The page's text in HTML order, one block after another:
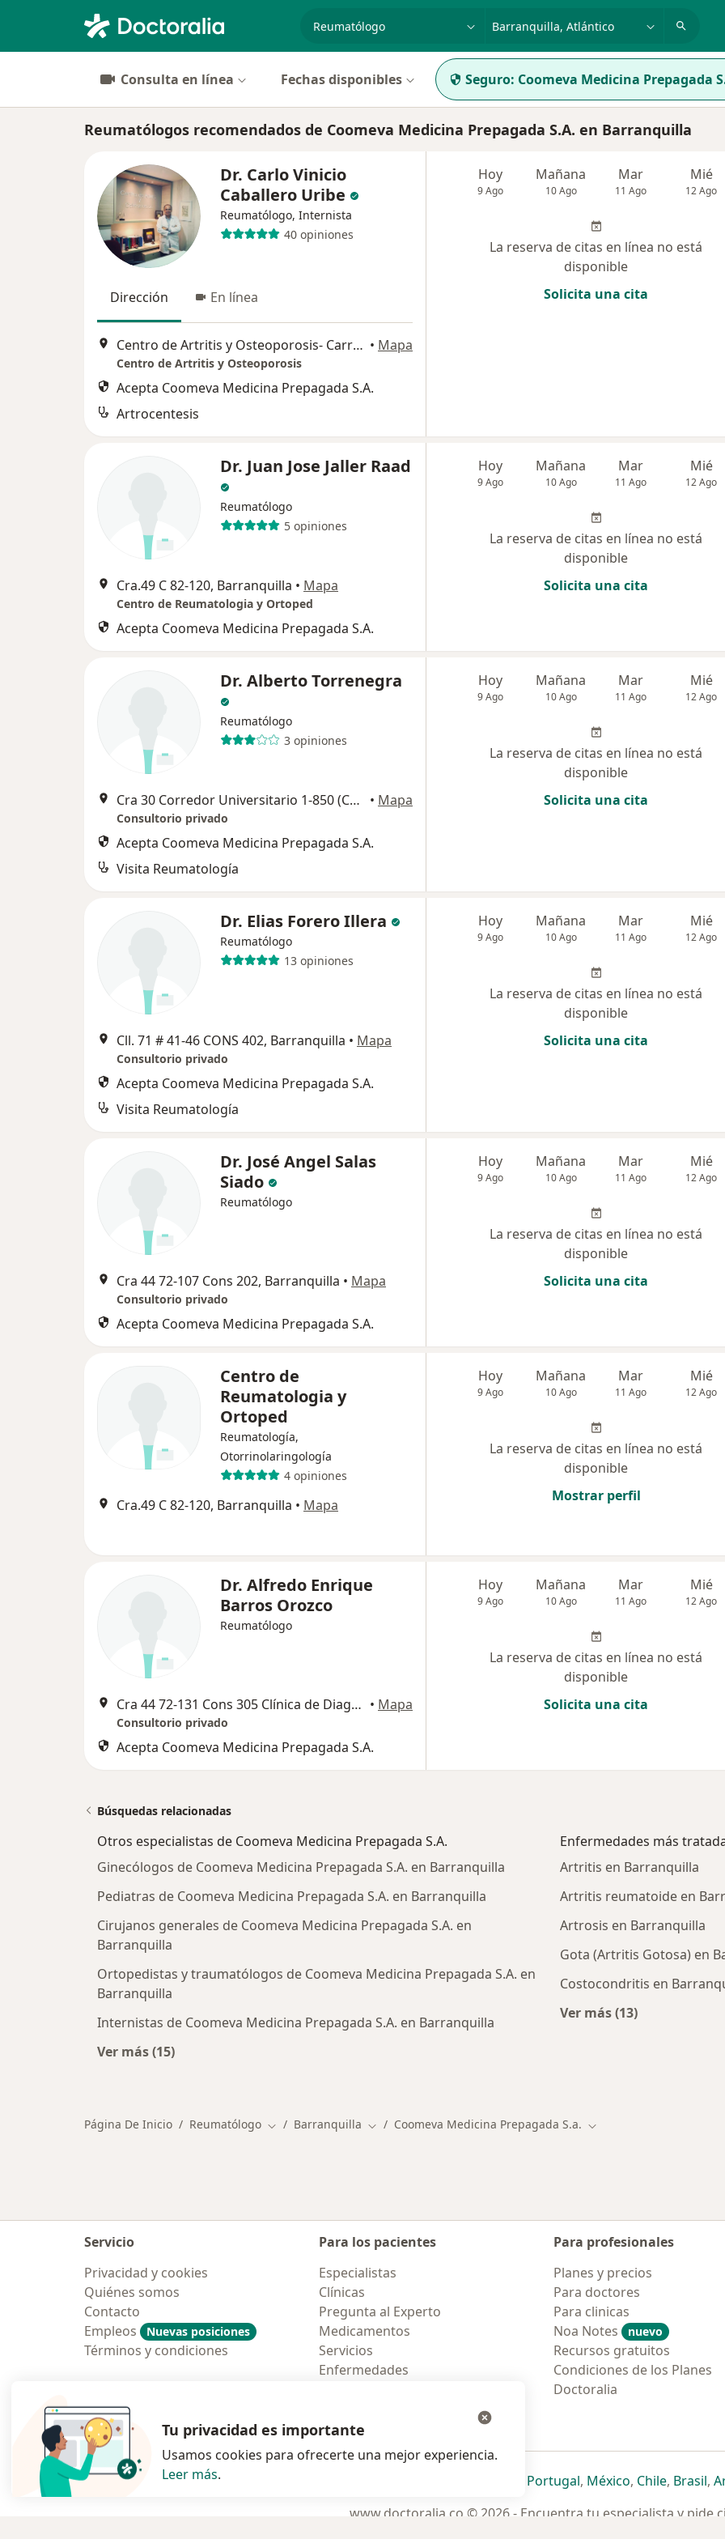
especialidad, enfermedad o nombre
Consulta en línea Fechas disponibles Seguro: Coomeva Medicina Prepagada
Reumatólogos recomendados de Coomeva Medicina Prepagada S.A. en Barranquilla
Dr. Carlo Vinicio
Caballero Uribe
Reumatólogo, Internista
40 opiniones
Dirección En línea
Centro de Artritis y Osteoporosis- Carrera 53 No 82-86, consultorio 211 Edificio Ocean Tower, Barranquilla • Mapa
Centro de Artritis y Osteoporosis
Acepta Coomeva Medicina Prepagada S.A.
Artrocentesis
Hoy
9 Ago
Mañana
10 Ago
Mar
11 Ago
Mié
12 Ago
La reserva de citas en línea no está
disponible
Solicita una cita
Dr. Juan Jose Jaller Raad
Reumatólogo
5 opiniones
Cra.49 C 82-120, Barranquilla • Mapa
Centro de Reumatologia y Ortoped
Acepta Coomeva Medicina Prepagada S.A.
Hoy
9 Ago
Mañana
10 Ago
Mar
11 Ago
Mié
12 Ago
La reserva de citas en línea no está
disponible
Solicita una cita
Dr. Alberto Torrenegra
Reumatólogo
3 opiniones
Cra 30 Corredor Universitario 1-850 (Cons 43), Barranquilla • Mapa
Consultorio privado
Acepta Coomeva Medicina Prepagada S.A.
Visita Reumatología
Hoy
9 Ago
Mañana
10 Ago
Mar
11 Ago
Mié
12 Ago
La reserva de citas en línea no está
disponible
Solicita una cita
Dr. Elias Forero Illera
Reumatólogo
13 opiniones
Cll. 71 # 41-46 CONS 402, Barranquilla • Mapa
Consultorio privado
Acepta Coomeva Medicina Prepagada S.A.
Visita Reumatología
Hoy
9 Ago
Mañana
10 Ago
Mar
11 Ago
Mié
12 Ago
La reserva de citas en línea no está
disponible
Solicita una cita
Dr. José Angel Salas
Siado
Reumatólogo
Cra 44 72-107 Cons 202, Barranquilla • Mapa
Consultorio privado
Acepta Coomeva Medicina Prepagada S.A.
Hoy
9 Ago
Mañana
10 Ago
Mar
11 Ago
Mié
12 Ago
La reserva de citas en línea no está
disponible
Solicita una cita
Centro de
Reumatologia y
Ortoped
Reumatología,
Otorrinolaringología
4 opiniones
Cra.49 C 82-120, Barranquilla • Mapa
Hoy
9 Ago
Mañana
10 Ago
Mar
11 Ago
Mié
12 Ago
La reserva de citas en línea no está
disponible
Mostrar perfil
Dr. Alfredo Enrique
Barros Orozco
Reumatólogo
Cra 44 72-131 Cons 305 Clínica de Diagnóstico, Barranquilla • Mapa
Consultorio privado
Acepta Coomeva Medicina Prepagada S.A.
Hoy
9 Ago
Mañana
10 Ago
Mar
11 Ago
Mié
12 Ago
La reserva de citas en línea no está
disponible
Solicita una cita
Búsquedas relacionadas
Otros especialistas de Coomeva Medicina Prepagada S.A.
Ginecólogos de Coomeva Medicina Prepagada S.A. en Barranquilla
Pediatras de Coomeva Medicina Prepagada S.A. en Barranquilla
Cirujanos generales de Coomeva Medicina Prepagada S.A. en
Barranquilla
Ortopedistas y traumatólogos de Coomeva Medicina Prepagada S.A. en
Barranquilla
Internistas de Coomeva Medicina Prepagada S.A. en Barranquilla
Ver más (15)
Enfermedades más
Artritis en Barranquilla
Artritis reumatoide en
Artrosis en Barranquilla
Gota (Artritis Gotosa) en
Costocondritis en
Ver más (13)
Página De Inicio Reumatólogo Cambiar de ciudad
Barranquilla Cambiar de ciudad
Coomeva Medicina Prepagada S.a. Cambiar de ciudad
Servicio
Privacidad y cookies
Quiénes somos
Contacto
Empleos
Nuevas posiciones
Términos y condiciones
Para los pacientes
Especialistas
Clínicas
Pregunta al Experto
Medicamentos
Servicios
Enfermedades
Para profesionales
Planes y precios
Para doctores
Para clinicas
Noa Notes
nuevo
Recursos gratuitos
Condiciones de los Planes
Doctoralia
Polska se abre en una nueva pestaña
se abre en una nueva pestaña
se abre en una nueva pestaña
se abre en una nueva pestaña
Portugalse abre en una nueva
, Méxicose abre en una
, Chilese abre
, Brasilse
,
www.doctoralia.co © 2026 - Encuentra tu especialista y pide
Tu privacidad es importante
Usamos cookies para ofrecerte una mejor experiencia.
Leer más.